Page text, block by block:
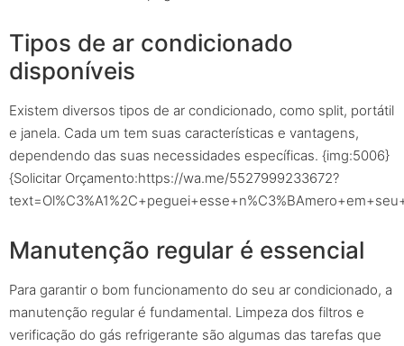
Tipos de ar condicionado
disponíveis
Existem diversos tipos de ar condicionado, como split, portátil
e janela. Cada um tem suas características e vantagens,
dependendo das suas necessidades específicas. {img:5006}
{Solicitar Orçamento:https://wa.me/5527999233672?
Manutenção regular é essencial
Para garantir o bom funcionamento do seu ar condicionado, a
manutenção regular é fundamental. Limpeza dos filtros e
verificação do gás refrigerante são algumas das tarefas que